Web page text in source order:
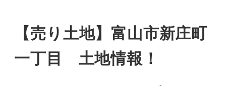
【売り土地】富山市新庄町
一丁目 土地情報！